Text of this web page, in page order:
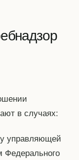
в случаях:
управляющей